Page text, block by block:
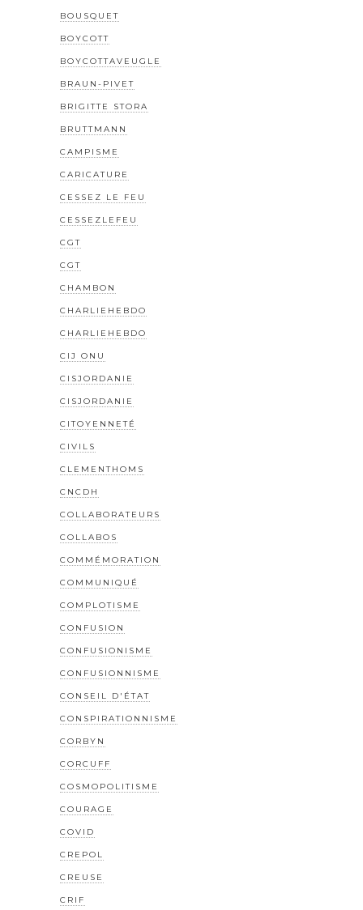
BOUSQUET
BOYCOTT
BOYCOTTAVEUGLE
BRAUN-PIVET
BRIGITTE STORA
BRUTTMANN
CAMPISME
CARICATURE
CESSEZ LE FEU
CESSEZLEFEU
CGT
CGT
CHAMBON
CHARLIEHEBDO
CHARLIEHEBDO
CIJ ONU
CISJORDANIE
CISJORDANIE
CITOYENNETÉ
CIVILS
CLEMENTHOMS
CNCDH
COLLABORATEURS
COLLABOS
COMMÉMORATION
COMMUNIQUÉ
COMPLOTISME
CONFUSION
CONFUSIONISME
CONFUSIONNISME
CONSEIL D'ÉTAT
CONSPIRATIONNISME
CORBYN
CORCUFF
COSMOPOLITISME
COURAGE
COVID
CREPOL
CREUSE
CRIF